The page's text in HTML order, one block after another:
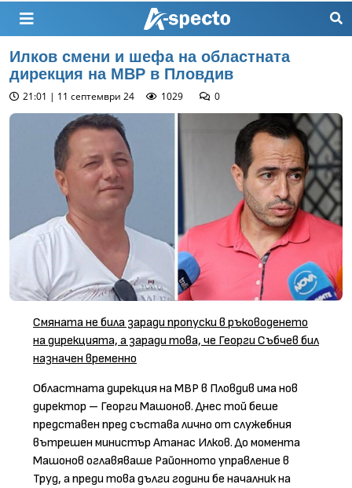
Илков смени и шефа на областната
дирекция на МВР в Пловдив
21:01 | 11 септември 24 1029 0
Смяната не била заради пропуски в ръководенето
на дирекцията, а заради това, че Георги Събчев бил
назначен временно
Областната дирекция на МВР в Пловдив има нов
директор – Георги Машонов. Днес той беше
представен пред състава лично от служебния
вътрешен министър Атанас Илков. До момента
Машонов оглавяваше Районното управление в
Труд, а преди това дълги години бе началник на